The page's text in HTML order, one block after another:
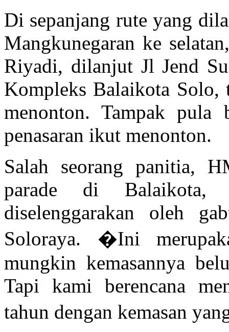
Di sepanjang rute yang
Mangkunegaran ke
Riyadi, dilanjut Jl Jend
Kompleks Balaikota Solo,
menonton. Tampak pula
penasaran ikut menonton.
Salah seorang panitia,
parade di Balaikota,
diselenggarakan oleh
Soloraya. �Ini
mungkin kemasannya
Tapi kami berencana
tahun dengan kemasan